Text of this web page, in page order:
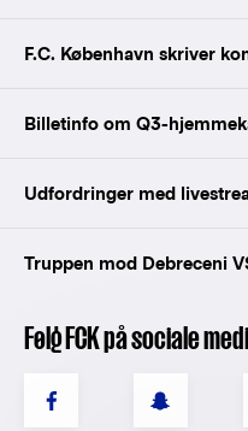
F.C. København skriver
Billetinfo om Q3-
Udfordringer med
Truppen mod Debreceni
Følg FCK på sociale